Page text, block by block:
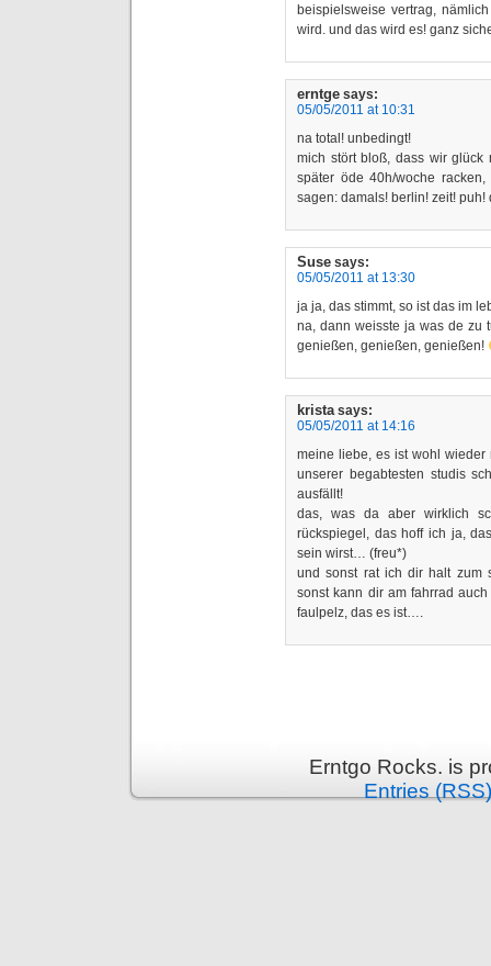
beispielsweise vertrag,
wird. und das wird es! ganz
erntge says:
05/05/2011 at 10:31
na total! unbedingt!
mich stört bloß, dass wir glück
später öde 40h/woche
sagen: damals! berlin! zeit!
Suse says:
05/05/2011 at 13:30
ja ja, das stimmt, so ist das im
na, dann weisste ja was de zu
genießen, genießen, genießen!
krista says:
05/05/2011 at 14:16
meine liebe, es ist wohl
unserer begabtesten studis
ausfällt!
das, was da aber wirklich
rückspiegel, das hoff ich ja,
sein wirst… (freu*)
und sonst rat ich dir halt zum
sonst kann dir am fahrrad
faulpelz, das es ist….
Erntgo Rocks. is
Entries (RSS)